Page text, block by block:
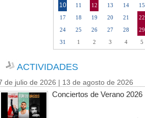
10 11 12 13 14 15
17
18 19 20 21 22
24
25 26 27 28 29
31
1 2 3 4 5
ACTIVIDADES
de julio de 2026 | 13 de agosto de 2026
Conciertos de Verano 2026